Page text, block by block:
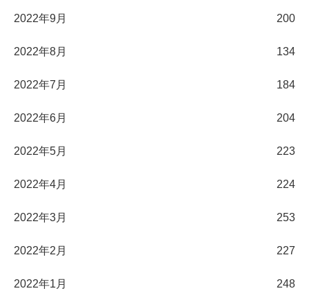
2022年9月 200
2022年8月 134
2022年7月 184
2022年6月 204
2022年5月 223
2022年4月 224
2022年3月 253
2022年2月 227
2022年1月 248